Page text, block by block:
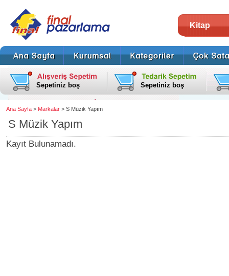
Kitap
Sepetiniz boş Sepetiniz boş
Ana Sayfa > Markalar > S Müzik Yapım
S Müzik Yapım
Kayıt Bulunamadı.